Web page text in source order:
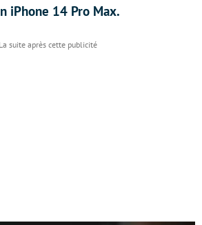
iPhone 14 Pro Max.